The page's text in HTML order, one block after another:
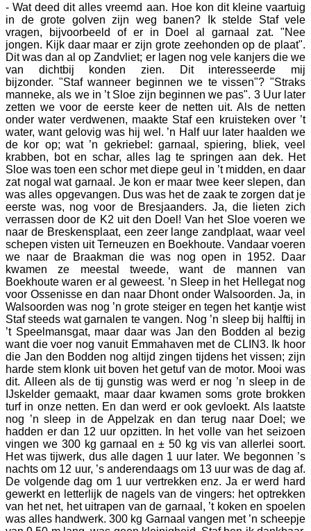
- Wat deed dit alles vreemd aan. Hoe kon dit kleine vaartuig
in de grote golven zijn weg banen? Ik stelde Staf vele
vragen, bijvoorbeeld of er in Doel al garnaal zat. "Nee
jongen. Kijk daar maar er zijn grote zeehonden op de plaat".
Dit was dan al op Zandvliet; er lagen nog vele kanjers die we
van dichtbij konden zien. Dit interesseerde mij
bijzonder. "Staf wanneer beginnen we te vissen"? "Straks
manneke, als we in ’t Sloe zijn beginnen we pas". 3 Uur later
zetten we voor de eerste keer de netten uit. Als de netten
onder water verdwenen, maakte Staf een kruisteken over ’t
water, want gelovig was hij wel. ’n Half uur later haalden we
de kor op; wat ’n gekriebel: garnaal, spiering, bliek, veel
krabben, bot en schar, alles lag te springen aan dek. Het
Sloe was toen een schor met diepe geul in ’t midden, en daar
zat nogal wat garnaal. Je kon er maar twee keer slepen, dan
was alles opgevangen. Dus was het de zaak te zorgen dat je
eerste was, nog voor de Bresjaanders. Ja, die lieten zich
verrassen door de K2 uit den Doel! Van het Sloe voeren we
naar de Breskensplaat, een zeer lange zandplaat, waar veel
schepen visten uit Terneuzen en Boekhoute. Vandaar voeren
we naar de Braakman die was nog open in 1952. Daar
kwamen ze meestal tweede, want de mannen van
Boekhoute waren er al geweest. ’n Sleep in het Hellegat nog
voor Ossenisse en dan naar Dhont onder Walsoorden. Ja, in
Walsoorden was nog ’n grote steiger en tegen het kantje wist
Staf steeds wat garnalen te vangen. Nog ’n sleep bij halftij in
’t Speelmansgat, maar daar was Jan den Bodden al bezig
want die voer nog vanuit Emmahaven met de CLIN3. Ik hoor
die Jan den Bodden nog altijd zingen tijdens het vissen; zijn
harde stem klonk uit boven het getuf van de motor. Mooi was
dit. Alleen als de tij gunstig was werd er nog ’n sleep in de
IJskelder gemaakt, maar daar kwamen soms grote brokken
turf in onze netten. En dan werd er ook gevloekt. Als laatste
nog ’n sleep in de Appelzak en dan terug naar Doel; we
hadden er dan 12 uur opzitten. In het volle van het seizoen
vingen we 300 kg garnaal en ± 50 kg vis van allerlei soort.
Het was tijwerk, dus alle dagen 1 uur later. We begonnen ’s
nachts om 12 uur, ’s anderendaags om 13 uur was de dag af.
De volgende dag om 1 uur vertrekken enz. Ja er werd hard
gewerkt en letterlijk de nagels van de vingers: het optrekken
van het net, het uitrapen van de garnaal, ’t koken en spoelen
was alles handwerk. 300 kg Garnaal vangen met ’n scheepje